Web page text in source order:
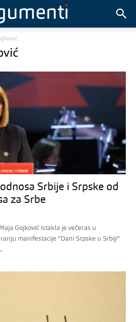
Srbije i Srpske od
za Srbe
Gojković istakla je večeras u
manifestacije "Dani Srpske u Srbiji"